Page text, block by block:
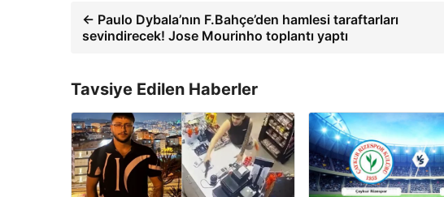
← Paulo Dybala’nın F.Bahçe’den hamlesi taraftarları
sevindirecek! Jose Mourinho toplantı yaptı
Tavsiye Edilen Haberler